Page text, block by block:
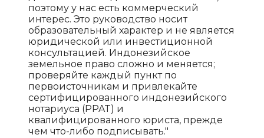
поэтому у нас есть коммерческий
интерес. Это руководство носит
образовательный характер и не является
юридической или инвестиционной
консультацией. Индонезийское
земельное право сложно и меняется;
проверяйте каждый пункт по
первоисточникам и привлекайте
сертифицированного индонезийского
нотариуса (PPAT) и
квалифицированного юриста, прежде
чем что-либо подписывать."